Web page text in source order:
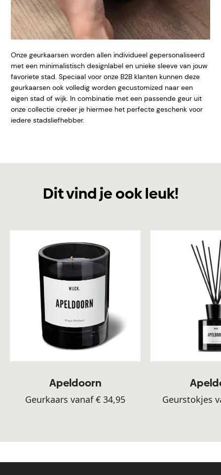
Onze geurkaarsen worden allen individueel gepersonaliseerd
met een minimalistisch designlabel en unieke sleeve van jouw
favoriete stad. Speciaal voor onze B2B klanten kunnen deze
geurkaarsen ook volledig worden gecustomized naar een
eigen stad of wijk. In combinatie met een passende geur uit
onze collectie creëer je hiermee het perfecte geschenk voor
iedere stadsliefhebber.
Dit vind je ook leuk!
Apeldoorn
Geurkaars vanaf € 34,95 Geurstokjes